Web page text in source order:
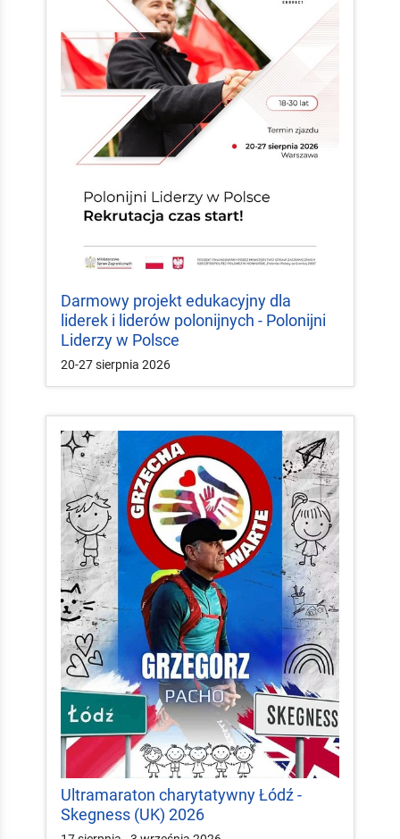
Darmowy projekt edukacyjny dla
liderek i liderów polonijnych - Polonijni
Liderzy w Polsce
20-27 sierpnia 2026
Ultramaraton charytatywny Łódź -
Skegness (UK) 2026